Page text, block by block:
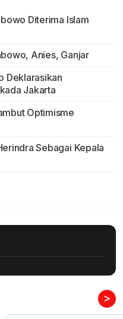
Diterima Islam
Anies, Ganjar
Deklarasikan
Jakarta
Optimisme
Sebagai Kepala
>